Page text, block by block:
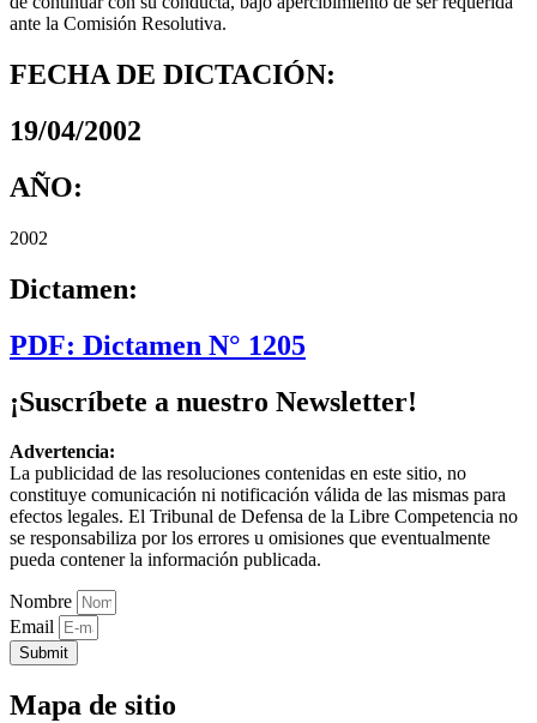
ante la Comisión Resolutiva.
FECHA DE DICTACIÓN:
19/04/2002
AÑO:
2002
Dictamen:
PDF: Dictamen N° 1205
¡Suscríbete a nuestro Newsletter!
Advertencia:
La publicidad de las resoluciones contenidas en este sitio, no
constituye comunicación ni notificación válida de las mismas para
efectos legales. El Tribunal de Defensa de la Libre Competencia no
se responsabiliza por los errores u omisiones que eventualmente
pueda contener la información publicada.
Nombre
Email
Submit
Mapa de sitio